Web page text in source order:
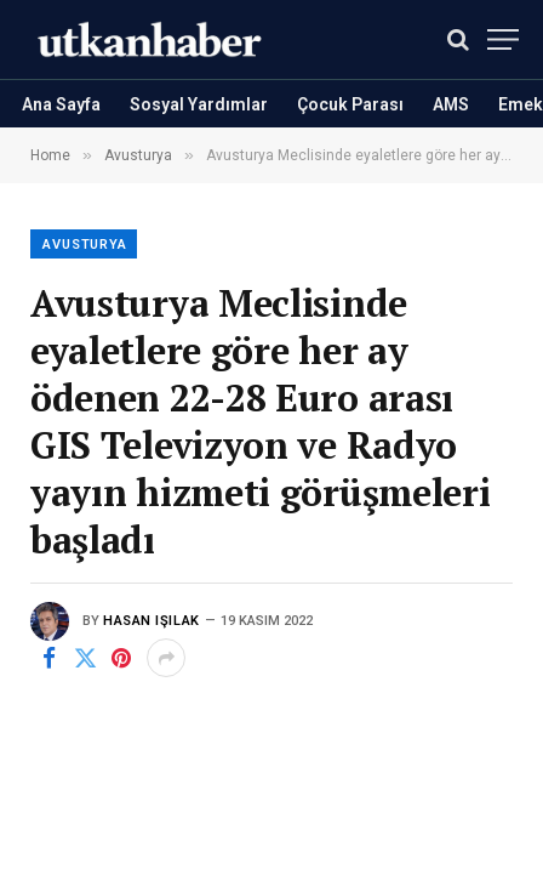
Ana Sayfa Sosyal Yardımlar Çocuk Parası AMS
Home » Avusturya » Avusturya Meclisinde eyaletlere göre her ay ödenen 22-28 Euro arası GIS Televizyon ve Radyo yayın hizmeti görüşmeleri başladı
AVUSTURYA
Avusturya Meclisinde
eyaletlere göre her ay
ödenen 22-28 Euro arası
GIS Televizyon ve Radyo
yayın hizmeti görüşmeleri
başladı
BY HASAN IŞILAK 19 KASIM 2022